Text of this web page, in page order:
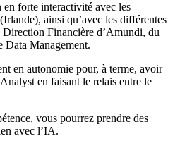
forte interactivité avec les
ainsi qu’avec les différentes
Direction Financière d’Amundi, du
Data Management.
en autonomie pour, à terme, avoir
en faisant le relais entre le
vous pourrez prendre des
avec l’IA.